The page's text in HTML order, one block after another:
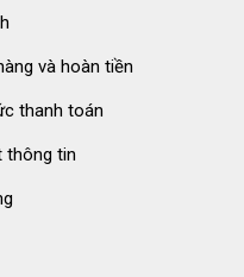
và hoàn tiền
thanh toán
thông tin